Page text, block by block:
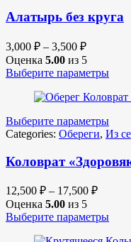
Алатырь без круга
3,000 ₽ – 3,500 ₽
Оценка 5.00 из 5
Выберите параметры
Выберите параметры
Categories: Обереги, Из
Коловрат
12,500 ₽ – 17,500 ₽
Оценка 5.00 из 5
Выберите параметры